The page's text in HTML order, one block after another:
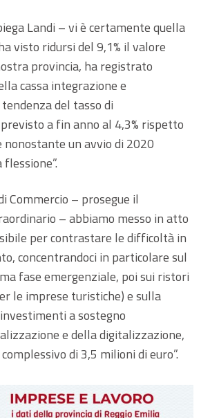
Landi – vi è certamente quella
visto ridursi del 9,1% il valore
provincia, ha registrato
cassa integrazione e
del tasso di
a fin anno al 4,3% rispetto
nonostante un avvio di 2020
Commercio – prosegue il
– abbiamo messo in atto
per contrastare le difficoltà in
concentrandoci in particolare sul
fase emergenziale, poi sui ristori
le imprese turistiche) e sulla
a sostegno
e della digitalizzazione,
di 3,5 milioni di euro”.